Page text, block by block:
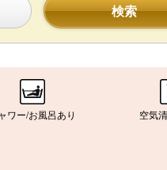
検索
ワー/お風呂あり 空気